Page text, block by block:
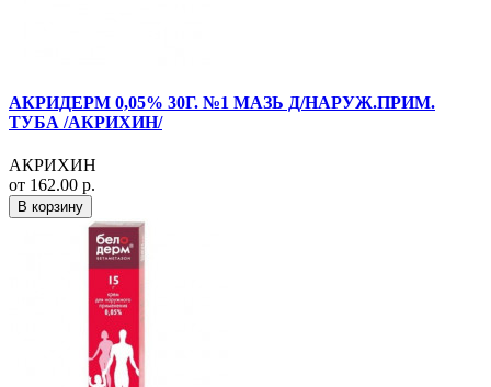
АКРИДЕРМ 0,05% 30Г. №1 МАЗЬ Д/НАРУЖ.ПРИМ.
ТУБА /АКРИХИН/
АКРИХИН
от 162.00 р.
В корзину